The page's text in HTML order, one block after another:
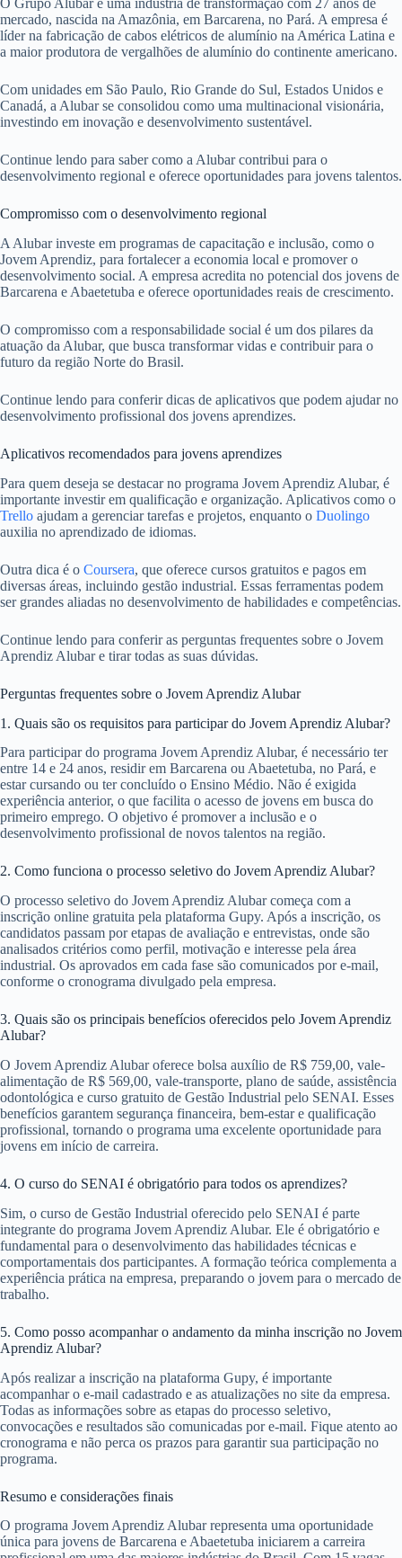
O Grupo Alubar é uma indústria de transformação com 27 anos de
mercado, nascida na Amazônia, em Barcarena, no Pará. A empresa é
líder na fabricação de cabos elétricos de alumínio na América Latina e
a maior produtora de vergalhões de alumínio do continente americano.
Com unidades em São Paulo, Rio Grande do Sul, Estados Unidos e
Canadá, a Alubar se consolidou como uma multinacional visionária,
investindo em inovação e desenvolvimento sustentável.
Continue lendo para saber como a Alubar contribui para o
desenvolvimento regional e oferece oportunidades para jovens talentos.
Compromisso com o desenvolvimento regional
A Alubar investe em programas de capacitação e inclusão, como o
Jovem Aprendiz, para fortalecer a economia local e promover o
desenvolvimento social. A empresa acredita no potencial dos jovens de
Barcarena e Abaetetuba e oferece oportunidades reais de crescimento.
O compromisso com a responsabilidade social é um dos pilares da
atuação da Alubar, que busca transformar vidas e contribuir para o
futuro da região Norte do Brasil.
Continue lendo para conferir dicas de aplicativos que podem ajudar no
desenvolvimento profissional dos jovens aprendizes.
Aplicativos recomendados para jovens aprendizes
Para quem deseja se destacar no programa Jovem Aprendiz Alubar, é
importante investir em qualificação e organização. Aplicativos como o
Trello ajudam a gerenciar tarefas e projetos, enquanto o Duolingo
auxilia no aprendizado de idiomas.
Outra dica é o Coursera, que oferece cursos gratuitos e pagos em
diversas áreas, incluindo gestão industrial. Essas ferramentas podem
ser grandes aliadas no desenvolvimento de habilidades e competências.
Continue lendo para conferir as perguntas frequentes sobre o Jovem
Aprendiz Alubar e tirar todas as suas dúvidas.
Perguntas frequentes sobre o Jovem Aprendiz Alubar
1. Quais são os requisitos para participar do Jovem Aprendiz Alubar?
Para participar do programa Jovem Aprendiz Alubar, é necessário ter
entre 14 e 24 anos, residir em Barcarena ou Abaetetuba, no Pará, e
estar cursando ou ter concluído o Ensino Médio. Não é exigida
experiência anterior, o que facilita o acesso de jovens em busca do
primeiro emprego. O objetivo é promover a inclusão e o
desenvolvimento profissional de novos talentos na região.
2. Como funciona o processo seletivo do Jovem Aprendiz Alubar?
O processo seletivo do Jovem Aprendiz Alubar começa com a
inscrição online gratuita pela plataforma Gupy. Após a inscrição, os
candidatos passam por etapas de avaliação e entrevistas, onde são
analisados critérios como perfil, motivação e interesse pela área
industrial. Os aprovados em cada fase são comunicados por e-mail,
conforme o cronograma divulgado pela empresa.
3. Quais são os principais benefícios oferecidos pelo Jovem Aprendiz
Alubar?
O Jovem Aprendiz Alubar oferece bolsa auxílio de R$ 759,00, vale-
alimentação de R$ 569,00, vale-transporte, plano de saúde, assistência
odontológica e curso gratuito de Gestão Industrial pelo SENAI. Esses
benefícios garantem segurança financeira, bem-estar e qualificação
profissional, tornando o programa uma excelente oportunidade para
jovens em início de carreira.
4. O curso do SENAI é obrigatório para todos os aprendizes?
Sim, o curso de Gestão Industrial oferecido pelo SENAI é parte
integrante do programa Jovem Aprendiz Alubar. Ele é obrigatório e
fundamental para o desenvolvimento das habilidades técnicas e
comportamentais dos participantes. A formação teórica complementa a
experiência prática na empresa, preparando o jovem para o mercado de
trabalho.
5. Como posso acompanhar o andamento da minha inscrição no Jovem
Aprendiz Alubar?
Após realizar a inscrição na plataforma Gupy, é importante
acompanhar o e-mail cadastrado e as atualizações no site da empresa.
Todas as informações sobre as etapas do processo seletivo,
convocações e resultados são comunicadas por e-mail. Fique atento ao
cronograma e não perca os prazos para garantir sua participação no
programa.
Resumo e considerações finais
O programa Jovem Aprendiz Alubar representa uma oportunidade
única para jovens de Barcarena e Abaetetuba iniciarem a carreira